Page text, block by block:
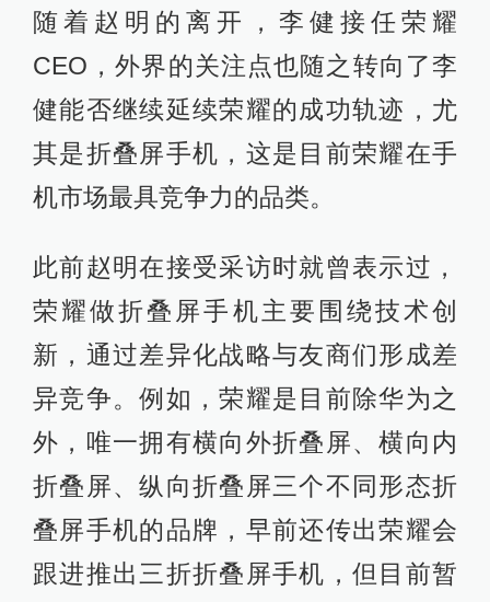
随着赵明的离开，李健接任荣耀
CEO，外界的关注点也随之转向了李
健能否继续延续荣耀的成功轨迹，尤
其是折叠屏手机，这是目前荣耀在手
机市场最具竞争力的品类。
此前赵明在接受采访时就曾表示过，
荣耀做折叠屏手机主要围绕技术创
新，通过差异化战略与友商们形成差
异竞争。例如，荣耀是目前除华为之
外，唯一拥有横向外折叠屏、横向内
折叠屏、纵向折叠屏三个不同形态折
叠屏手机的品牌，早前还传出荣耀会
跟进推出三折折叠屏手机，但目前暂